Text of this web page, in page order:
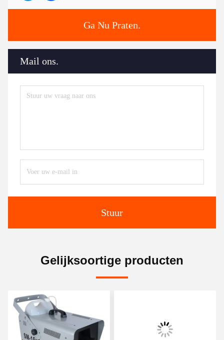
Ga Nu Praten.
Mail ons.
Stuur
Gelijksoortige producten